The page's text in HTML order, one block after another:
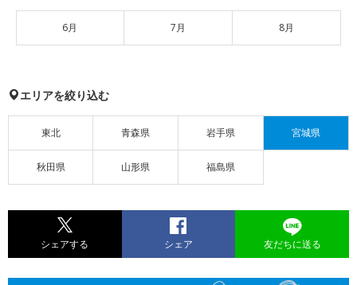
6月 7月 8月
エリアを絞り込む
東北 青森県 岩手県 宮城県
秋田県 山形県 福島県
シェアする シェア 友だちに送る